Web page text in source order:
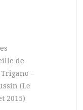
de
–
(Le
2015)